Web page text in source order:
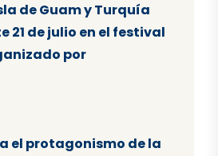
de Guam y Turquía
21 de julio en el festival
por
el protagonismo de la